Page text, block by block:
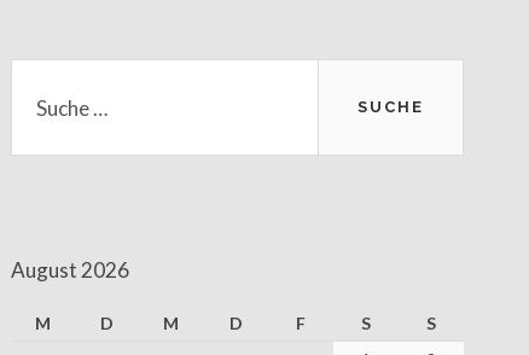
nach:
August 2026
M D M D F S
S